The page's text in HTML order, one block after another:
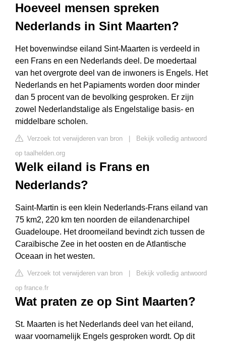
Hoeveel mensen spreken
Nederlands in Sint Maarten?
Het bovenwindse eiland Sint-Maarten is verdeeld in
een Frans en een Nederlands deel. De moedertaal
van het overgrote deel van de inwoners is Engels. Het
Nederlands en het Papiaments worden door minder
dan 5 procent van de bevolking gesproken. Er zijn
zowel Nederlandstalige als Engelstalige basis- en
middelbare scholen.
Verzoek tot verwijderen van bron
Bekijk volledig antwoord
op taalhelden.org
Welk eiland is Frans en
Nederlands?
Saint-Martin is een klein Nederlands-Frans eiland van
75 km2, 220 km ten noorden de eilandenarchipel
Guadeloupe. Het droomeiland bevindt zich tussen de
Caraïbische Zee in het oosten en de Atlantische
Oceaan in het westen.
Verzoek tot verwijderen van bron
Bekijk volledig antwoord
op france.fr
Wat praten ze op Sint Maarten?
St. Maarten is het Nederlands deel van het eiland,
waar voornamelijk Engels gesproken wordt. Op dit